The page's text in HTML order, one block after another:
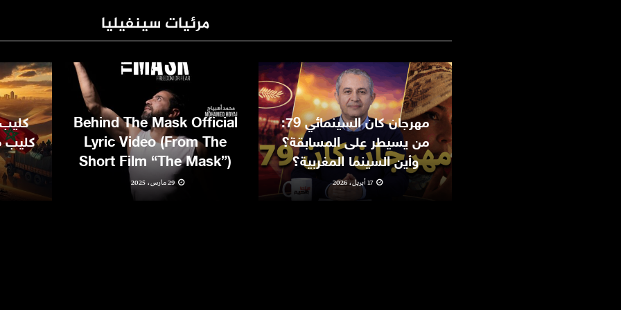
مرئيات سينفيليا
مهرجان كان السينمائي 79:
من يسيطر على المسابقة؟
وأين السينما المغربية؟
17 أبريل، 2026
Behind The Mask Official
Lyric Video (From The
Short Film “The Mask”)
29 مارس، 2025
كليب